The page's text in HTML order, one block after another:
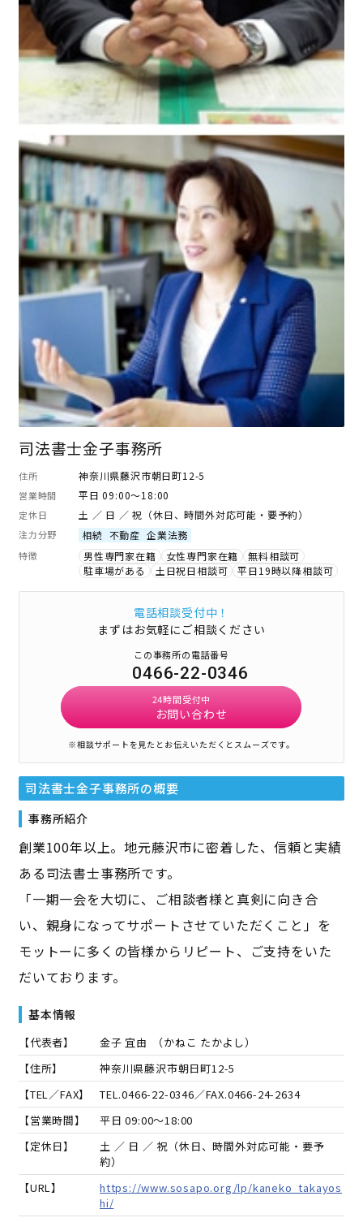
司法書士金子事務所
住所 神奈川県藤沢市朝日町12-5
営業時間 平日 09:00～18:00
定休日 土 ／ 日 ／ 祝（休日、時間外対応可能・要予約）
注力分野 相続 不動産 企業法務
特徴 男性専門家在籍 女性専門家在籍
無料相談可
駐車場がある
土日祝日相談可 平日19時以降相談可
電話相談受付中！
まずはお気軽にご相談ください
この事務所の電話番号
0466-22-0346
24時間受付中
お問い合わせ
※相談サポートを見たとお伝えいただくとスムーズです。
司法書士金子事務所の概要
事務所紹介
創業100年以上。地元藤沢市に密着した、信頼と実績
ある司法書士事務所です。
「一期一会を大切に、ご相談者様と真剣に向き合
い、親身になってサポートさせていただくこと」を
モットーに多くの皆様からリピート、ご支持をいた
だいております。
基本情報
【代表者】 金子 宜由 （かねこ たかよし）
【住所】
神奈川県藤沢市朝日町12-5
【TEL／FAX】
TEL.0466-22-0346／FAX.0466-24-2634
【営業時間】
平日 09:00～18:00
【定休日】
土 ／ 日 ／ 祝（休日、時間外対応可能・要予
約）
【URL】
https://www.sosapo.org/lp/kaneko_takayos
hi/